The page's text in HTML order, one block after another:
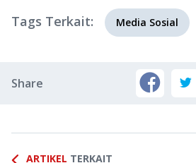
Tags Terkait: Media Sosial
Share
ARTIKEL TERKAIT